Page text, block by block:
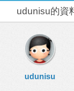
udunisu的資
udunisu